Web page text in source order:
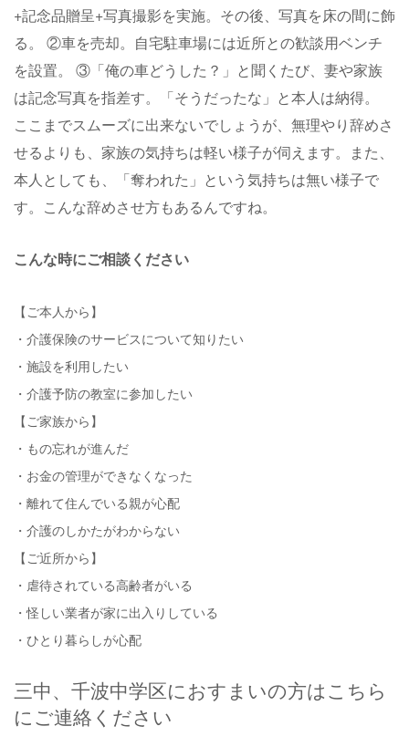
+記念品贈呈+写真撮影を実施。その後、写真を床の間に飾
る。 ②車を売却。自宅駐車場には近所との歓談用ベンチ
を設置。 ③「俺の車どうした？」と聞くたび、妻や家族
は記念写真を指差す。「そうだったな」と本人は納得。
ここまでスムーズに出来ないでしょうが、無理やり辞めさ
せるよりも、家族の気持ちは軽い様子が伺えます。また、
本人としても、「奪われた」という気持ちは無い様子で
す。こんな辞めさせ方もあるんですね。
こんな時にご相談ください
【ご本人から】
・介護保険のサービスについて知りたい
・施設を利用したい
・介護予防の教室に参加したい
【ご家族から】
・もの忘れが進んだ
・お金の管理ができなくなった
・離れて住んでいる親が心配
・介護のしかたがわからない
【ご近所から】
・虐待されている高齢者がいる
・怪しい業者が家に出入りしている
・ひとり暮らしが心配
三中、千波中学区におすまいの方はこちら
にご連絡ください